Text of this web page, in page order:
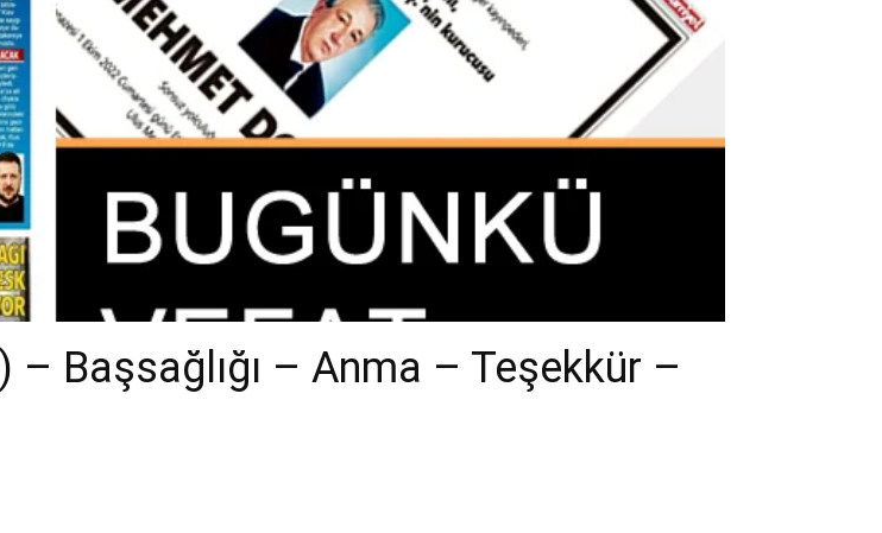
Başsağlığı – Anma – Teşekkür –